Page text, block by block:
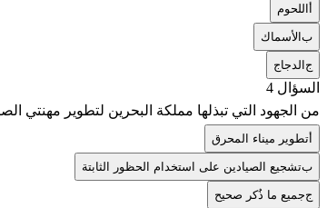
أ اللحوم
ب الأسماك
ج الدجاج
السؤال 4
من الجهود التي تبذلها مملكة البحرين لتطوير مهنتي
أتطوير ميناء المحرق
بتشجيع الصيادين على استخدام الحظور الثابتة
ججميع ما ذُكر صحيح